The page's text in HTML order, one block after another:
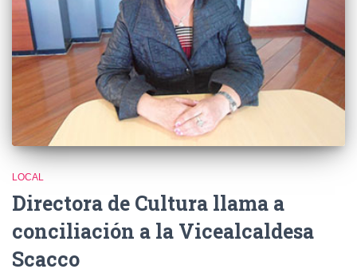
LOCAL
Directora de Cultura llama a
conciliación a la Vicealcaldesa
Scacco